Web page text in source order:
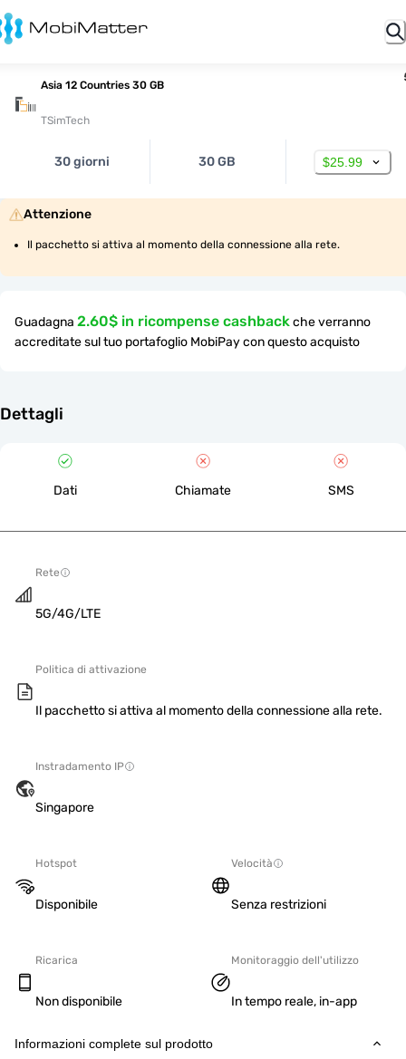
Asia 12 Countries 30 GB
TSimTech
30 giorni 30 GB $25.99
Attenzione
Il pacchetto si attiva al momento della connessione alla rete.
Guadagna 2.60$ in ricompense cashbackche verranno
accreditate sul tuo portafoglio MobiPay con questo acquisto
Dettagli
Dati Chiamate SMS
Rete
5G/4G/LTE
Politica di attivazione
Il pacchetto si attiva al momento della connessione alla rete.
Instradamento IP
Singapore
Hotspot
Disponibile
Velocità
Senza restrizioni
Ricarica
Non disponibile
Monitoraggio dell'utilizzo
In tempo reale, in-app
Informazioni complete sul prodotto